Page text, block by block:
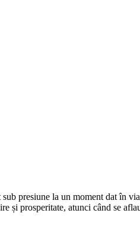
presiune la un moment dat în
prosperitate, atunci când se